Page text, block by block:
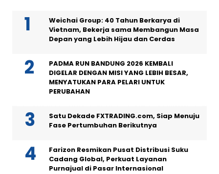
Weichai Group: 40 Tahun Berkarya di
Vietnam, Bekerja sama Membangun Masa
Depan yang Lebih Hijau dan Cerdas
PADMA RUN BANDUNG 2026 KEMBALI
DIGELAR DENGAN MISI YANG LEBIH BESAR,
MENYATUKAN PARA PELARI UNTUK
PERUBAHAN
Satu Dekade FXTRADING.com, Siap Menuju
Fase Pertumbuhan Berikutnya
Farizon Resmikan Pusat Distribusi Suku
Cadang Global, Perkuat Layanan
Purnajual di Pasar Internasional